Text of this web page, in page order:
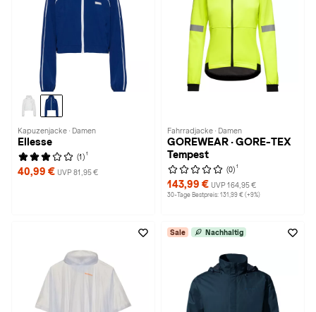
Kapuzenjacke · Damen
Ellesse
(1) 1
40,99 € UVP 81,95 €
Fahrradjacke · Damen
GOREWEAR · GORE-TEX
Tempest
(0) 1
143,99 € UVP 164,95 €
30-Tage Bestpreis: 131,99 € (+9%)
Sale Nachhaltig